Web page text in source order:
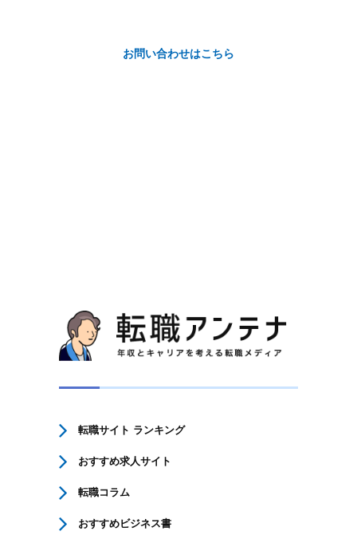
お問い合わせはこちら
転職サイト ランキング
おすすめ求人サイト
転職コラム
おすすめビジネス書